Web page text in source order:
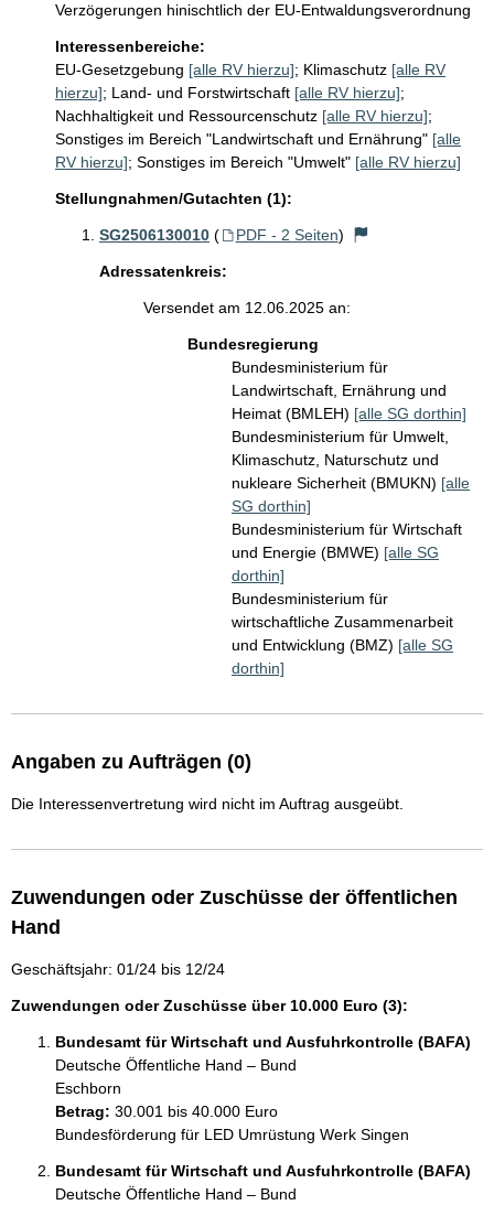
Verzögerungen hinischtlich der EU-Entwaldungsverordnung
Interessenbereiche:
EU-Gesetzgebung [alle RV hierzu]; Klimaschutz [alle RV
hierzu]; Land- und Forstwirtschaft [alle RV hierzu];
Nachhaltigkeit und Ressourcenschutz [alle RV hierzu];
Sonstiges im Bereich "Landwirtschaft und Ernährung" [alle
RV hierzu]; Sonstiges im Bereich "Umwelt" [alle RV hierzu]
Stellungnahmen/Gutachten (1):
SG2506130010 ( PDF - 2 Seiten)
Adressatenkreis:
Versendet am 12.06.2025 an:
Bundesregierung
Bundesministerium für
Landwirtschaft, Ernährung und
Heimat (BMLEH) [alle SG dorthin]
Bundesministerium für Umwelt,
Klimaschutz, Naturschutz und
nukleare Sicherheit (BMUKN) [alle
SG dorthin]
Bundesministerium für Wirtschaft
und Energie (BMWE) [alle SG
dorthin]
Bundesministerium für
wirtschaftliche Zusammenarbeit
und Entwicklung (BMZ) [alle SG
dorthin]
Angaben zu Aufträgen (0)
Die Interessenvertretung wird nicht im Auftrag ausgeübt.
Zuwendungen oder Zuschüsse der öffentlichen
Hand
Geschäftsjahr: 01/24 bis 12/24
Zuwendungen oder Zuschüsse über 10.000 Euro (3):
Bundesamt für Wirtschaft und Ausfuhrkontrolle (BAFA)
Deutsche Öffentliche Hand – Bund
Eschborn
Betrag: 30.001 bis 40.000 Euro
Bundesförderung für LED Umrüstung Werk Singen
Bundesamt für Wirtschaft und Ausfuhrkontrolle (BAFA)
Deutsche Öffentliche Hand – Bund